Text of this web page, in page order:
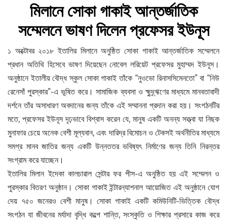
মিলানে সোকা গাকাই আন্তর্জাতিক
সম্মেলনে ভাষণ দিলেন প্রফেসর ইউনূস
১ অক্টোবর ২০১৮ ইতালির মিলানে অনুষ্ঠিত সোকা গাকাই আন্তর্জাতিক সম্মেলনে
প্রধান অতিথি হিসেবে ভাষণ দিয়েছেন নোবেল লরিয়েট প্রফেসর মুহাম্মদ ইউনূস।
অনুষ্ঠানে ইতালীয় বৌদ্ধ স্কুল সোকা গাকাই তাঁকে “নুওভো রিনাসসিমেনতো” বা “নিউ
রেনেসাঁ পুরস্কার”-এ ভূষিত করে। সামাজিক ব্যবসা ও ক্ষুদ্র্ঋণের মাধ্যমে মানবতাবাদী
দর্শনে তাঁর অসাধারণ অবদানের জন্য তাঁকে এই সম্মাননা প্রদান করা হয়। সংগঠনটির
মতে, প্রফেসর ইউনূস দৃঢ়ভাবে বিশ্বাস করেন যে, মানুষ একটি অনন্য সত্ত্বা যা নিছক
মুনাফার চেয়ে অনেক বেশী মূল্যবান, এবং দারিদ্র বিমোচন ও টেকসই অর্থনীতির মাধ্যমে
সমগ্র মানব জাতির জন্য একটি উন্নততর ভবিষ্যৎ নির্মাণের জন্য তিনি নিরন্তর
সংগ্রাম করে যাচ্ছেন।
ইতালির মিলান ইদেকা কালচারাল সেন্টার ফর পীস-এ অনুষ্ঠিত হয় এই সম্মেলন ও
পুরস্কার বিতরণ অনুষ্ঠান। সোকা গাকাই ইন্টারন্যাশনাল আয়োজিত এই অনুষ্ঠানে যোগ
দেয় ৭৫০ জনেরও বেশী মানুষ। সোকা গাকাই একটি কমিউনিটি-ভিত্তিক বৌদ্ধ
সংগঠন যা জীবনের মর্যাদা বৃদ্ধি কল্পে শান্তি, সংস্কৃতি ও শিক্ষার প্রসারে কাজ করে